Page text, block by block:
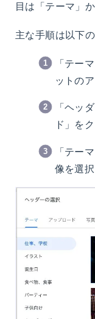
目は「テーマ」
主な手順は以下
「テー
ットの
「ヘッ
ド」を
「テー
像を選